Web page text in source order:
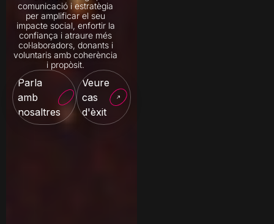
comunicació i estratègia
per amplificar el seu
impacte social, enfortir la
confiança i atraure més
col·laboradors, donants i
voluntaris amb coherència
i propòsit.
Parla
amb
nosaltres
Veure
cas
d'èxit